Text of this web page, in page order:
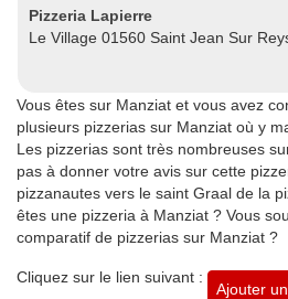
Pizzeria Lapierre
Le Village 01560 Saint Jean Sur
Vous êtes sur Manziat et vous avez
plusieurs pizzerias sur Manziat où y
Les pizzerias sont très nombreuses
pas à donner votre avis sur cette
pizzanautes vers le saint Graal de la
êtes une pizzeria à Manziat ? Vous
comparatif de pizzerias sur Manziat ?
Cliquez sur le lien suivant :
Ajouter